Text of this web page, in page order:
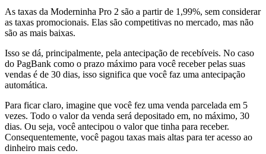
As taxas da Moderninha Pro 2 são a partir de 1,99%, sem considerar
as taxas promocionais. Elas são competitivas no mercado, mas não
são as mais baixas.
Isso se dá, principalmente, pela antecipação de recebíveis. No caso
do PagBank como o prazo máximo para você receber pelas suas
vendas é de 30 dias, isso significa que você faz uma antecipação
automática.
Para ficar claro, imagine que você fez uma venda parcelada em 5
vezes. Todo o valor da venda será depositado em, no máximo, 30
dias. Ou seja, você antecipou o valor que tinha para receber.
Consequentemente, você pagou taxas mais altas para ter acesso ao
dinheiro mais cedo.